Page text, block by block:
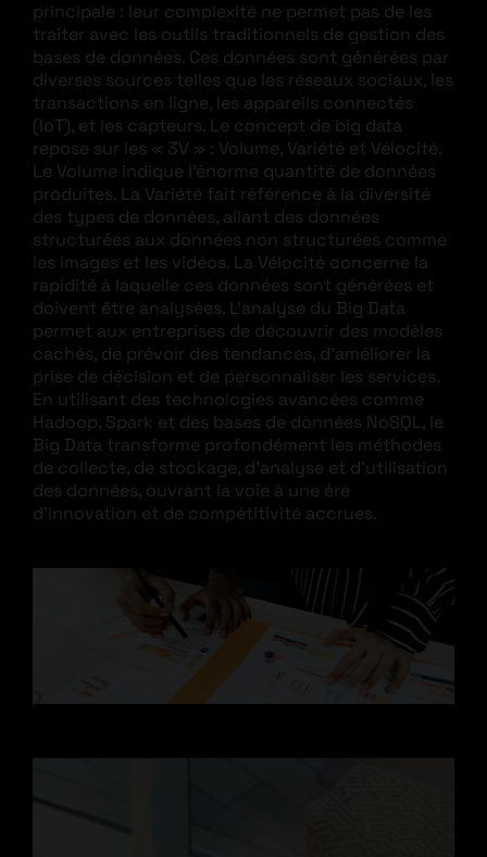
principale : leur complexité ne permet pas de les
traiter avec les outils traditionnels de gestion des
bases de données. Ces données sont générées par
diverses sources telles que les réseaux sociaux, les
transactions en ligne, les appareils connectés
(IoT), et les capteurs. Le concept de big data
repose sur les « 3V » : Volume, Variété et Vélocité.
Le Volume indique l’énorme quantité de données
produites. La Variété fait référence à la diversité
des types de données, allant des données
structurées aux données non structurées comme
les images et les vidéos. La Vélocité concerne la
rapidité à laquelle ces données sont générées et
doivent être analysées. L’analyse du Big Data
permet aux entreprises de découvrir des modèles
cachés, de prévoir des tendances, d’améliorer la
prise de décision et de personnaliser les services.
En utilisant des technologies avancées comme
Hadoop, Spark et des bases de données NoSQL, le
Big Data transforme profondément les méthodes
de collecte, de stockage, d’analyse et d’utilisation
des données, ouvrant la voie à une ère
d’innovation et de compétitivité accrues.